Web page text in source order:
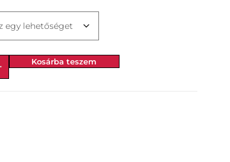
Kosárba teszem